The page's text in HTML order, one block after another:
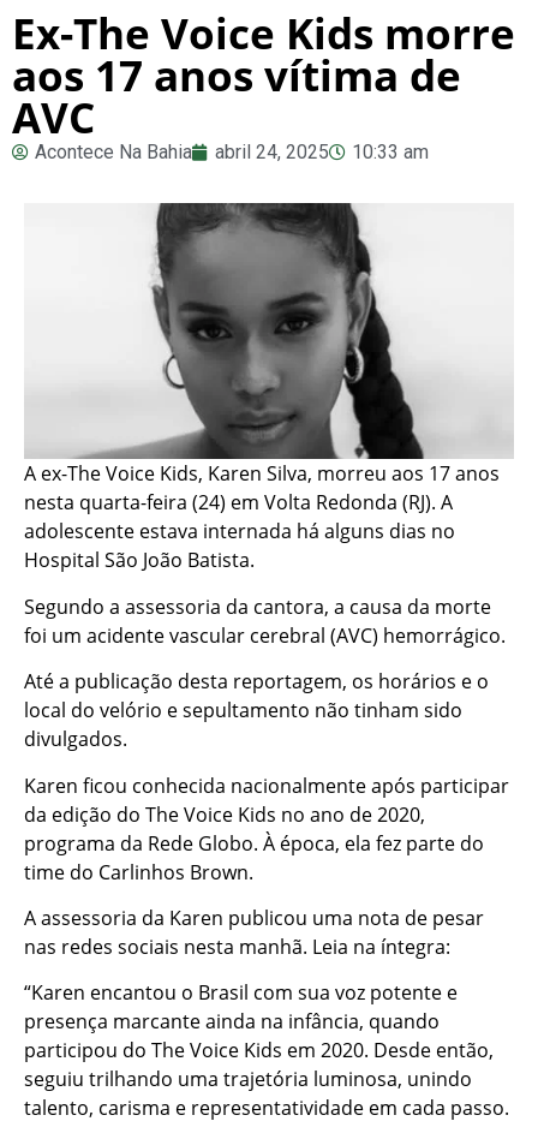
Ex-The Voice Kids morre
aos 17 anos vítima de
AVC
Acontece Na Bahia abril 24, 2025 10:33 am
A ex-The Voice Kids, Karen Silva, morreu aos 17 anos
nesta quarta-feira (24) em Volta Redonda (RJ). A
adolescente estava internada há alguns dias no
Hospital São João Batista.
Segundo a assessoria da cantora, a causa da morte
foi um acidente vascular cerebral (AVC) hemorrágico.
Até a publicação desta reportagem, os horários e o
local do velório e sepultamento não tinham sido
divulgados.
Karen ficou conhecida nacionalmente após participar
da edição do The Voice Kids no ano de 2020,
programa da Rede Globo. À época, ela fez parte do
time do Carlinhos Brown.
A assessoria da Karen publicou uma nota de pesar
nas redes sociais nesta manhã. Leia na íntegra:
“Karen encantou o Brasil com sua voz potente e
presença marcante ainda na infância, quando
participou do The Voice Kids em 2020. Desde então,
seguiu trilhando uma trajetória luminosa, unindo
talento, carisma e representatividade em cada passo.